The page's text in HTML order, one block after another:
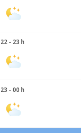
22 - 23 h
23 - 00 h